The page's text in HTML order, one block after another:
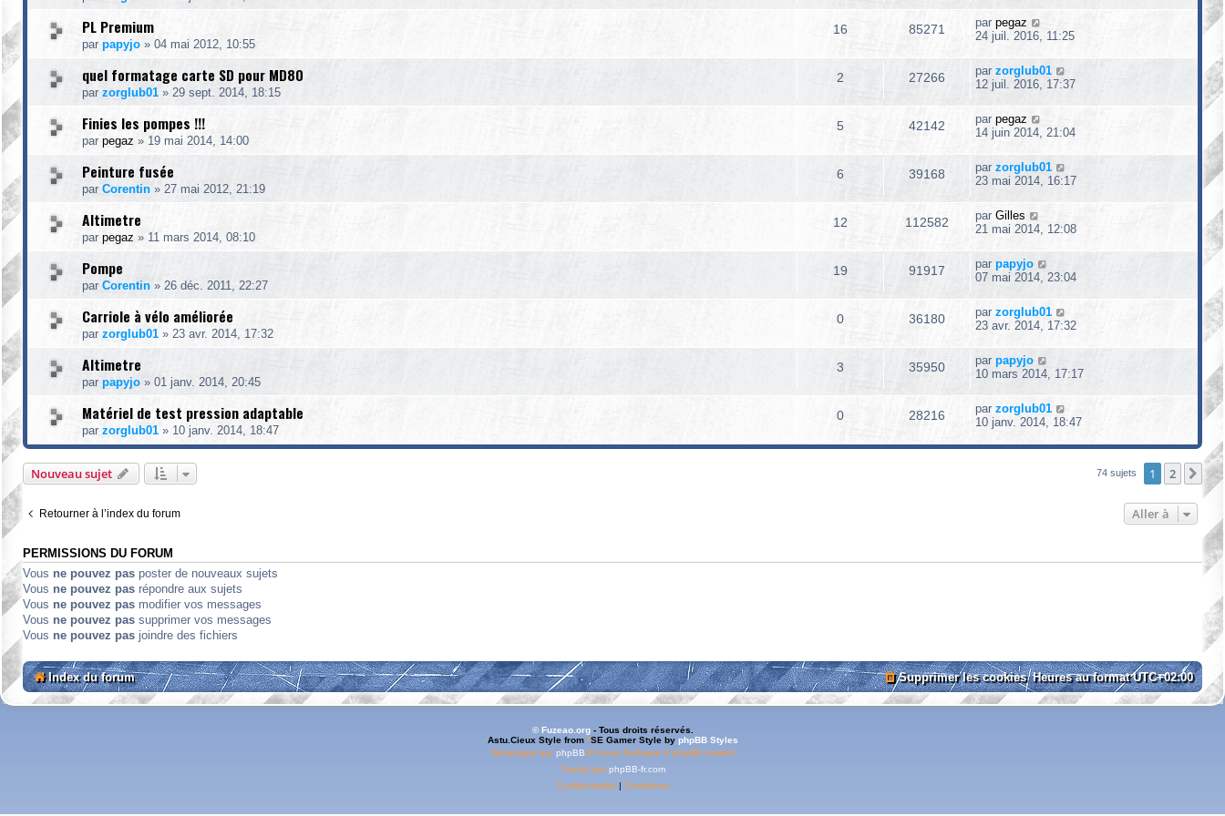
PL Premium
par papyjo » 04 mai 2012, 10:55
16 85271 par pegaz
24 juil. 2016, 11:25
quel formatage carte SD pour MD80
par zorglub01 » 29 sept. 2014, 18:15
2 27266 par zorglub01
12 juil. 2016, 17:37
Finies les pompes !!!
par pegaz » 19 mai 2014, 14:00
5 42142 par pegaz
14 juin 2014, 21:04
Peinture fusée
par Corentin » 27 mai 2012, 21:19
6 39168 par zorglub01
23 mai 2014, 16:17
Altimetre
par pegaz » 11 mars 2014, 08:10
12 112582 par Gilles
21 mai 2014, 12:08
Pompe
par Corentin » 26 déc. 2011, 22:27
19 91917 par papyjo
07 mai 2014, 23:04
Carriole à vélo améliorée
par zorglub01 » 23 avr. 2014, 17:32
0 36180 par zorglub01
23 avr. 2014, 17:32
Altimetre
par papyjo » 01 janv. 2014, 20:45
3 35950 par papyjo
10 mars 2014, 17:17
Matériel de test pression adaptable
par zorglub01 » 10 janv. 2014, 18:47
0 28216 par zorglub01
10 janv. 2014, 18:47
Nouveau sujet 74 sujets 1 2
Retourner à l’index du forum Aller à
PERMISSIONS DU FORUM
Vous ne pouvez pas poster de nouveaux sujets
Vous ne pouvez pas répondre aux sujets
Vous ne pouvez pas modifier vos messages
Vous ne pouvez pas supprimer vos messages
Vous ne pouvez pas joindre des fichiers
Index du forum Heures au formatUTC+02:00
Supprimer les cookies
© Fuzeao.org- Tous droits réservés.
Astu.Cieux Style from *SE Gamer Style by phpBB Styles
Développé par phpBB® Forum Software © phpBB Limited
Traduit parphpBB-fr.com
Confidentialité | Conditions